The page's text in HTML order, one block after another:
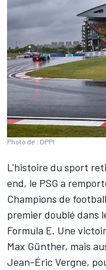
Photo de : DPPI
L'histoire du sport
end, le PSG a
Champions de
premier doublé dans
Formula E. Une
Max Günther, mais
Jean-Éric Vergne,